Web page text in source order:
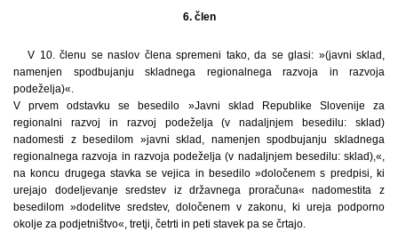
6. člen
V 10. členu se naslov člena spremeni tako, da se glasi: »(javni sklad,
namenjen spodbujanju skladnega regionalnega razvoja in razvoja
podeželja)«.
V prvem odstavku se besedilo »Javni sklad Republike Slovenije za
regionalni razvoj in razvoj podeželja (v nadaljnjem besedilu: sklad)
nadomesti z besedilom »javni sklad, namenjen spodbujanju skladnega
regionalnega razvoja in razvoja podeželja (v nadaljnjem besedilu: sklad),«,
na koncu drugega stavka se vejica in besedilo »določenem s predpisi, ki
urejajo dodeljevanje sredstev iz državnega proračuna« nadomestita z
besedilom »dodelitve sredstev, določenem v zakonu, ki ureja podporno
okolje za podjetništvo«, tretji, četrti in peti stavek pa se črtajo.